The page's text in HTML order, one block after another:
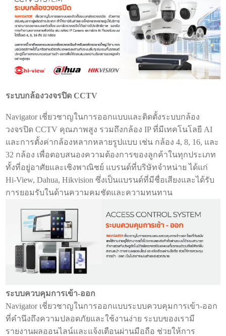
ระบบกล้องวงจรปิด CCTV
Navigator เชี่ยวชาญในการออกแบบและติดตั้งระบบกล้อง
วงจรปิด CCTV คุณภาพสูง รวมถึงกล้อง IP ที่มีเทคโนโลยี AI
และการตั้งค่ากล้องหลากหลายรูปแบบ เช่น กล้อง 4, 8, 16, และ
32 กล้อง เพื่อตอบสนองความต้องการของลูกค้าในทุกประเภท
ทั้งที่อยู่อาศัยและเชิงพาณิชย์ แบรนด์ที่บริษัทจำหน่าย ได้แก่
Hi-View, Dahua, Hikvision ซึ่งเป็นแบรนด์ที่มีชื่อเสียงและได้รับ
การยอมรับในด้านความคมชัดและความทนทาน
ระบบควบคุมการเข้า-ออก
Navigator เชี่ยวชาญในการออกแบบระบบควบคุมการเข้า-ออก
ที่คำนึงถึงความปลอดภัยและใช้งานง่าย ระบบของเรามี
รายงานผลออนไลน์และแจ้งเตือนผ่านมือถือ ช่วยให้การ